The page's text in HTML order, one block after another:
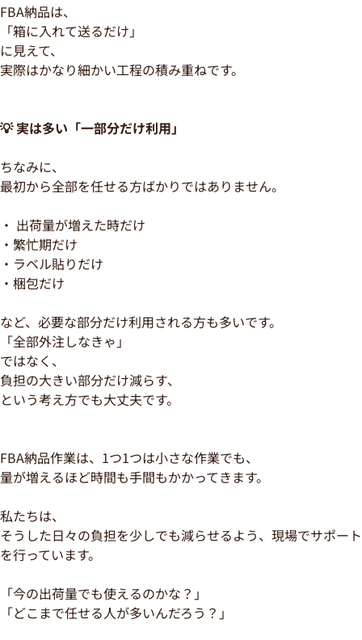
FBA納品は、
「箱に入れて送るだけ」
に見えて、
実際はかなり細かい工程の積み重ねです。
💡 実は多い「一部分だけ利用」
ちなみに、
最初から全部を任せる方ばかりではありません。
・ 出荷量が増えた時だけ
・繁忙期だけ
・ラベル貼りだけ
・梱包だけ
など、必要な部分だけ利用される方も多いです。
「全部外注しなきゃ」
ではなく、
負担の大きい部分だけ減らす、
という考え方でも大丈夫です。
FBA納品作業は、1つ1つは小さな作業でも、
量が増えるほど時間も手間もかかってきます。
私たちは、
そうした日々の負担を少しでも減らせるよう、現場でサポート
を行っています。
「今の出荷量でも使えるのかな？」
「どこまで任せる人が多いんだろう？」